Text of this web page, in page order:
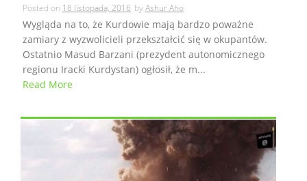
Posted on 18 listopada, 2016 byAshur Aho
Wygląda na to, że Kurdowie mają bardzo poważne
zamiary z wyzwolicieli przekształcić się w okupantów.
Ostatnio Masud Barzani (prezydent autonomicznego
regionu Iracki Kurdystan) ogłosił, że m...
Read More